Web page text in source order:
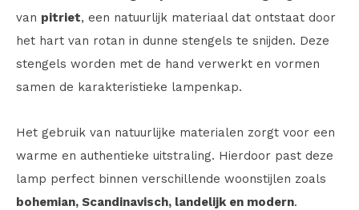
van pitriet, een natuurlijk materiaal dat ontstaat door
het hart van rotan in dunne stengels te snijden. Deze
stengels worden met de hand verwerkt en vormen
samen de karakteristieke lampenkap.
Het gebruik van natuurlijke materialen zorgt voor een
warme en authentieke uitstraling. Hierdoor past deze
lamp perfect binnen verschillende woonstijlen zoals
bohemian, Scandinavisch, landelijk en modern.